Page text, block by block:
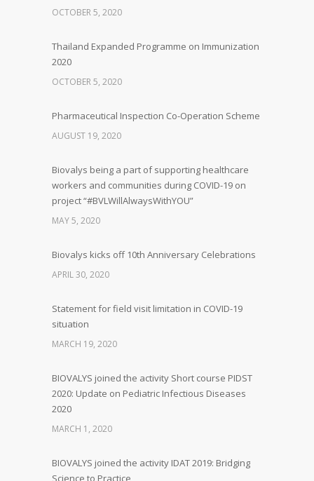
OCTOBER 5, 2020
Thailand Expanded Programme on Immunization
2020
OCTOBER 5, 2020
Pharmaceutical Inspection Co-Operation Scheme
AUGUST 19, 2020
Biovalys being a part of supporting healthcare
workers and communities during COVID-19 on
project “#BVLWillAlwaysWithYOU”
MAY 5, 2020
Biovalys kicks off 10th Anniversary Celebrations
APRIL 30, 2020
Statement for field visit limitation in COVID-19
situation
MARCH 19, 2020
BIOVALYS joined the activity Short course PIDST
2020: Update on Pediatric Infectious Diseases
2020
MARCH 1, 2020
BIOVALYS joined the activity IDAT 2019: Bridging
Science to Practice